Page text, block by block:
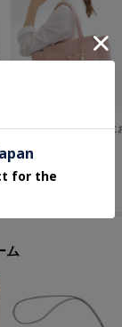
50%OFF
さらに10%OFF
ム